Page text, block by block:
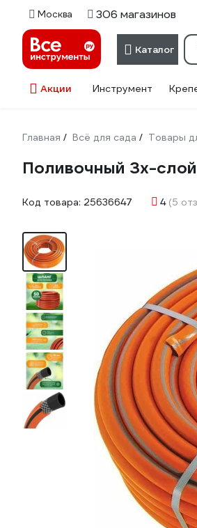
Москва 306 магазинов
Каталог
Акции Инструмент
Главная / Всё для сада / Товары
Поливочный 3х-
Код товара: 25636647 4 (5